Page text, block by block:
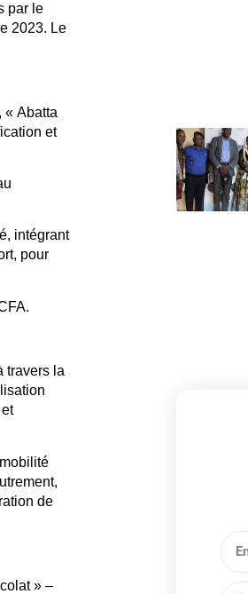
par le
2023. Le
« Abatta
et
, intégrant
, pour
travers la
de
» –